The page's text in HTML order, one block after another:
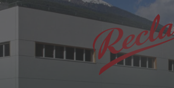
Homepage . Area Trade